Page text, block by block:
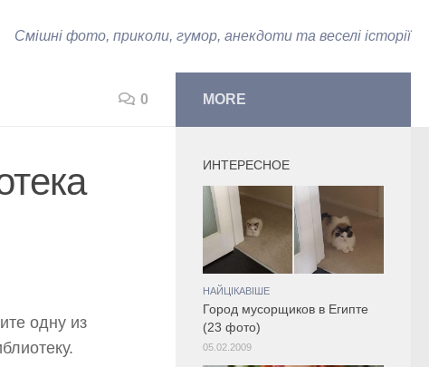
Смішні фото, приколи, гумор, анекдоти та веселі історії
0
одну из
MORE
ИНТЕРЕСНОЕ
НАЙЦІКАВІШЕ
Город мусорщиков в Египте
(23 фото)
05.02.2009